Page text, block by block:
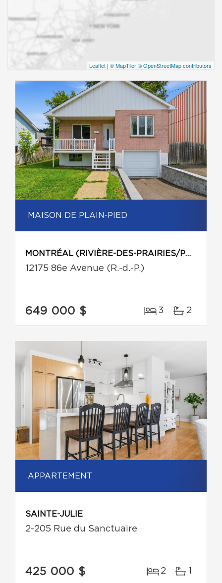
Leaflet | © MapTiler© OpenStreetMap contributors
MAISON DE PLAIN-PIED
MONTRÉAL (RIVIÈRE-DES-PRAIRIES/POINTE-AUX-TREMBLES)
12175 86e Avenue (R.-d.-P.)
649 000 $ 3 2
APPARTEMENT
SAINTE-JULIE
2-205 Rue du Sanctuaire
425 000 $ 2 1